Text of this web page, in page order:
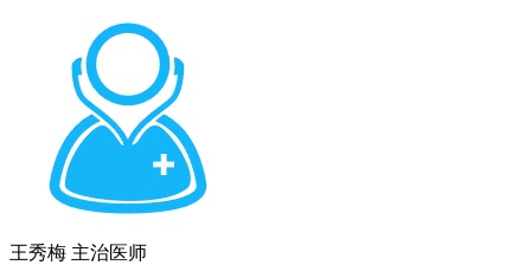
王秀梅 主治医师